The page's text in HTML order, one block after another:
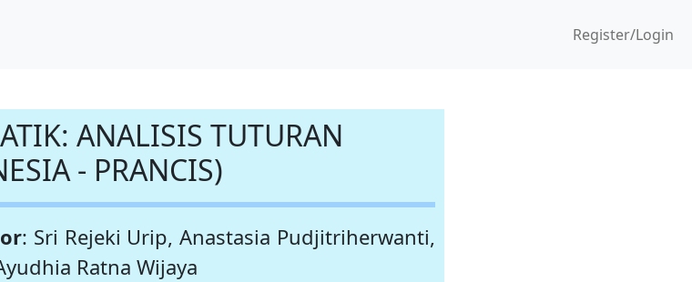
Register/Login
ANALISIS TUTURAN
- PRANCIS)
: Sri Rejeki Urip, Anastasia Pudjitriherwanti,
Ratna Wijaya